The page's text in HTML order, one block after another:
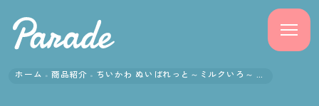
ホーム 商品紹介 ちいかわ ぬいぱれっと～ミルクいろ～ ぬいぐるみ②